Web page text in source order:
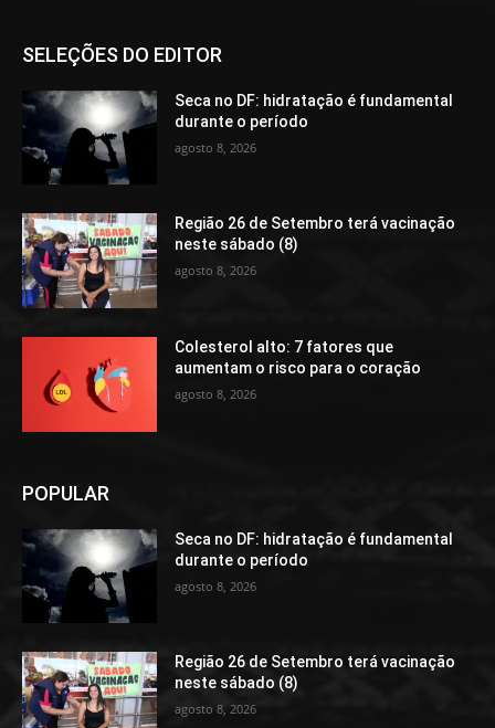
SELEÇÕES DO EDITOR
Seca no DF: hidratação é fundamental
durante o período
agosto 8, 2026
Região 26 de Setembro terá vacinação
neste sábado (8)
agosto 8, 2026
Colesterol alto: 7 fatores que
aumentam o risco para o coração
agosto 8, 2026
POPULAR
Seca no DF: hidratação é fundamental
durante o período
agosto 8, 2026
Região 26 de Setembro terá vacinação
neste sábado (8)
agosto 8, 2026